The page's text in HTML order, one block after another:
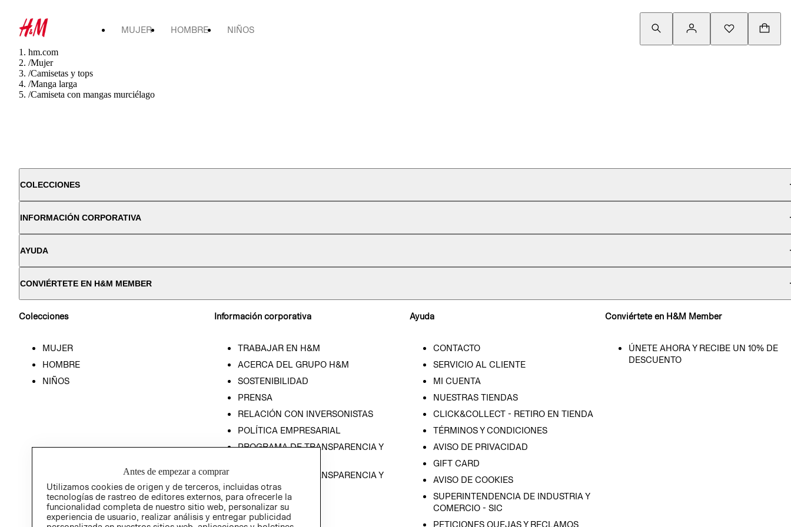
MUJER HOMBRE NIÑOS
hm.com
/Mujer
/Camisetas y tops
/Manga larga
/Camiseta con mangas murciélago
COLECCIONES
INFORMACIÓN CORPORATIVA
AYUDA
CONVIÉRTETE EN H&M MEMBER
Colecciones
MUJER
HOMBRE
NIÑOS
Información corporativa
TRABAJAR EN H&M
ACERCA DEL GRUPO H&M
SOSTENIBILIDAD
PRENSA
RELACIÓN CON INVERSONISTAS
POLÍTICA EMPRESARIAL
PROGRAMA DE TRANSPARENCIA Y
PROGRAMA DE TRANSPARENCIA Y
ÉTICA (INGLÉS)
Ayuda
CONTACTO
SERVICIO AL CLIENTE
MI CUENTA
NUESTRAS TIENDAS
CLICK&COLLECT - RETIRO EN TIENDA
TÉRMINOS Y CONDICIONES
AVISO DE PRIVACIDAD
GIFT CARD
AVISO DE COOKIES
SUPERINTENDENCIA DE INDUSTRIA Y
COMERCIO - SIC
PETICIONES QUEJAS Y RECLAMOS
Conviértete en H&M Member
ÚNETE AHORA Y RECIBE UN 10% DE
DESCUENTO
Antes de empezar a comprar
Utilizamos cookies de origen y de terceros, incluidas otras
tecnologías de rastreo de editores externos, para ofrecerle la
funcionalidad completa de nuestro sitio web, personalizar su
experiencia de usuario, realizar análisis y entregar publicidad